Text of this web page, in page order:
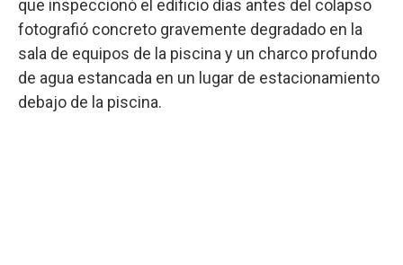
que inspeccionó el edificio días antes del colapso
fotografió concreto gravemente degradado en la
sala de equipos de la piscina y un charco profundo
de agua estancada en un lugar de estacionamiento
debajo de la piscina.